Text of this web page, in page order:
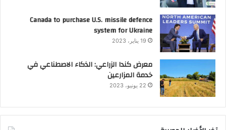
Canada to purchase U.S. missile defence
system for Ukraine
19 يناير، 2023
معرض كندا الزراعي: الذكاء الاصطناعي في
خدمة المزارعين
22 يونيو، 2023